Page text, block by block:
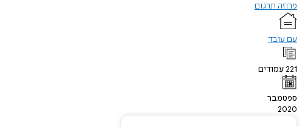
פרוזה תרגום
עם עובד
221עמודים
ספטמבר
2020